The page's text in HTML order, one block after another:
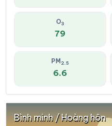
O3
79
PM 2.5
6.6
Bình minh / Hoàng hôn